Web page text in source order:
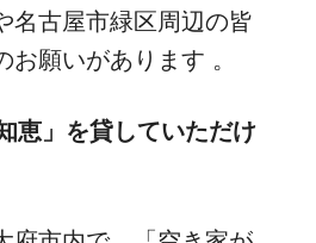
名古屋市緑区周辺の皆
お願いがあります 。
恵」を貸していただけ